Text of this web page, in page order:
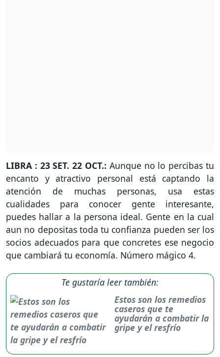
LIBRA : 23 SET. 22 OCT.: Aunque no lo percibas tu
encanto y atractivo personal está captando la
atención de muchas personas, usa estas
cualidades para conocer gente interesante,
puedes hallar a la persona ideal. Gente en la cual
aun no depositas toda tu confianza pueden ser los
socios adecuados para que concretes ese negocio
que cambiará tu economía. Número mágico 4.
Te gustaría leer también:
Estos son los remedios
caseros que te
ayudarán a combatir la
gripe y el resfrío